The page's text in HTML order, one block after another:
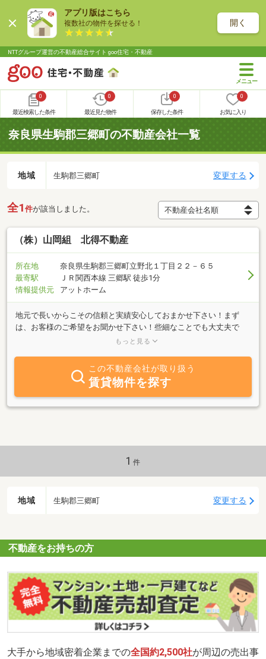
アプリ版はこちら
複数社の物件を探せる！ 開く
NTTグループ運営の不動産総合サイト goo住宅・不動産
0
最近検索した条件
0
最近見た物件
0
保存した条件
0
お気に入り
奈良県生駒郡三郷町の不動産会社一覧
地域 生駒郡三郷町 変更する
全1 件が該当しました。
（株）山岡組 北得不動産
所在地
奈良県生駒郡三郷町立野北１丁目２２－６５
最寄駅
ＪＲ関西本線 三郷駅 徒歩1分
情報提供元
アットホーム
地元で長いからこその信頼と実績安心しておまかせ下さい！まず
は、お客様のご希望をお聞かせ下さい！些細なことでも大丈夫で
す。親切・丁寧に対応させて頂きます。ご相談お待ちしておりま
もっと見る
この不動産会社が取り扱う
賃貸物件を探す
1 件
地域 生駒郡三郷町 変更する
不動産をお持ちの方
大手から地域密着企業までの全国約2,500社が周辺の売出事